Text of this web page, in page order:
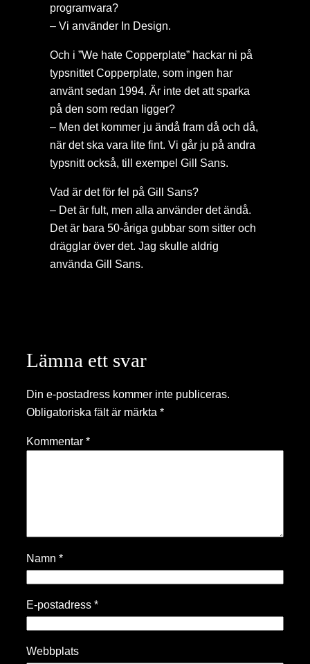
programvara?
– Vi använder In Design.
Och i ”We hate Copperplate” hackar ni på
typsnittet Copperplate, som ingen har
använt sedan 1994. Är inte det att sparka
på den som redan ligger?
– Men det kommer ju ändå fram då och då,
när det ska vara lite fint. Vi går ju på andra
typsnitt också, till exempel Gill Sans.
Vad är det för fel på Gill Sans?
– Det är fult, men alla använder det ändå.
Det är bara 50-åriga gubbar som sitter och
drägglar över det. Jag skulle aldrig
använda Gill Sans.
Lämna ett svar
Din e-postadress kommer inte publiceras.
Obligatoriska fält är märkta *
Kommentar *
Namn *
E-postadress *
Webbplats